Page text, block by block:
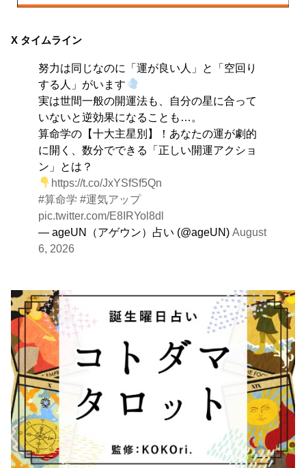
伝統や歴史的な過去のやり方・道筋を踏襲する日。あな
を。
X タイムライン
努力は同じなのに「運が良い人」と「空回り
する人」がいます
実は世間一般の開運法も、自分の星に合って
いないと逆効果になることも…。
算命学の【十大主星別】！あなたの運が劇的
に開く、数分でできる「正しい開運アクショ
ン」とは？
https://t.co/JxYSfSf5Qn
#算命学 #運気アップ
pic.twitter.com/E8IRYol8dl
— ageUN（アゲウン）占い (@ageUN)August
6, 2026